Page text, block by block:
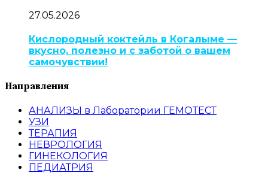
27.05.2026
Кислородный коктейль в Когалыме —
вкусно, полезно и с заботой о вашем
самочувствии!
Направления
АНАЛИЗЫ в Лаборатории ГЕМОТЕСТ
УЗИ
ТЕРАПИЯ
НЕВРОЛОГИЯ
ГИНЕКОЛОГИЯ
ПЕДИАТРИЯ